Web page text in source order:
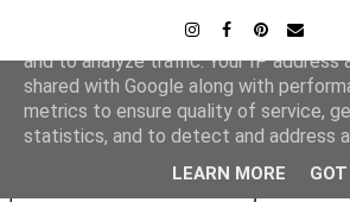
This site uses cookies from Google
and to analyze traffic. Your IP address
shared with Google along with
metrics to ensure quality of service,
statistics, and to detect and address
LEARN MORE